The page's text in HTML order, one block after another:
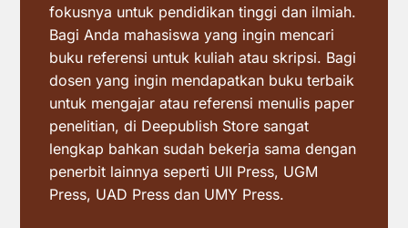
fokusnya untuk pendidikan tinggi dan ilmiah.
Bagi Anda mahasiswa yang ingin mencari
buku referensi untuk kuliah atau skripsi. Bagi
dosen yang ingin mendapatkan buku terbaik
untuk mengajar atau referensi menulis paper
penelitian, di Deepublish Store sangat
lengkap bahkan sudah bekerja sama dengan
penerbit lainnya seperti UII Press, UGM
Press, UAD Press dan UMY Press.